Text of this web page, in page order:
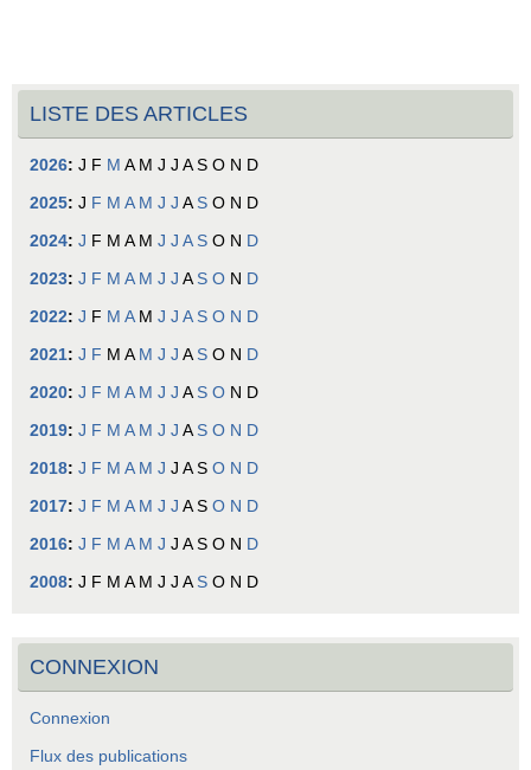
LISTE DES ARTICLES
2026: J F M A M J J A S O N D
2025: J F M A M J J A S O N D
2024: J F M A M J J A S O N D
2023: J F M A M J J A S O N D
2022: J F M A M J J A S O N D
2021: J F M A M J J A S O N D
2020: J F M A M J J A S O N D
2019: J F M A M J J A S O N D
2018: J F M A M J J A S O N D
2017: J F M A M J J A S O N D
2016: J F M A M J J A S O N D
2008: J F M A M J J A S O N D
CONNEXION
Connexion
Flux des publications